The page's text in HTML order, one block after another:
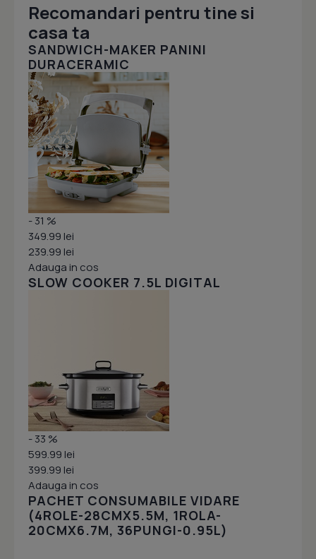
Recomandari pentru tine si
casa ta
SANDWICH-MAKER PANINI
DURACERAMIC
- 31 %
349.99 lei
239.99 lei
Adauga in cos
SLOW COOKER 7.5L DIGITAL
- 33 %
599.99 lei
399.99 lei
Adauga in cos
PACHET CONSUMABILE VIDARE
(4ROLE-28CMX5.5M, 1ROLA-
20CMX6.7M, 36PUNGI-0.95L)